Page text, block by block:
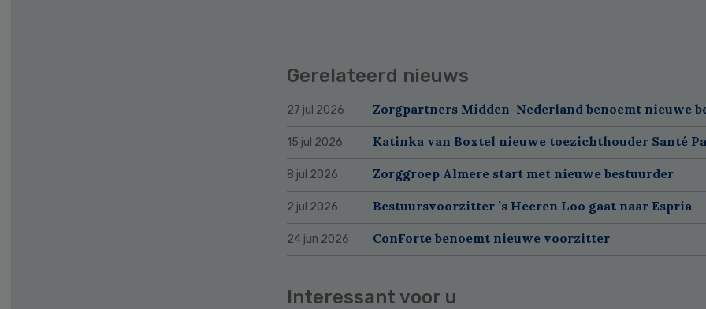
Gerelateerd nieuws
27 jul 2026 Zorgpartners Midden-Nederland benoemt nieuwe
15 jul 2026 Katinka van Boxtel nieuwe toezichthouder Santé
8 jul 2026 Zorggroep Almere start met nieuwe bestuurder
2 jul 2026 Bestuursvoorzitter ’s Heeren Loo gaat naar Espria
24 jun 2026 ConForte benoemt nieuwe voorzitter
Interessant voor u